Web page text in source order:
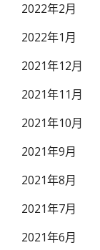
2022年2月
2022年1月
2021年12月
2021年11月
2021年10月
2021年9月
2021年8月
2021年7月
2021年6月